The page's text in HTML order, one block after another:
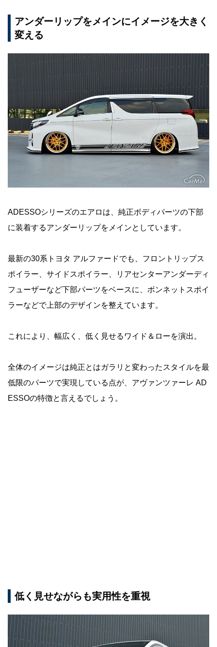
アンダーリップをメインにイメージを大きく
変える
ADESSOシリーズのエアロは、純正ボディパーツの下部
に装着するアンダーリップをメインとしています。
最新の30系トヨタ アルファードでも、フロントリップス
ポイラー、サイドスポイラー、リアセンターアンダーディ
フューザーなど下部パーツをベースに、ボンネットスポイ
ラーなどで上部のデザインを整えています。
これにより、幅広く、低く見せるワイド＆ローを演出。
全体のイメージは純正とはガラリと変わったスタイルを最
低限のパーツで実現している点が、アヴァンツァーレ AD
ESSOの特徴と言えるでしょう。
低く見せながらも実用性を重視